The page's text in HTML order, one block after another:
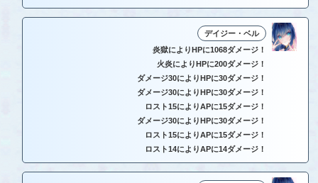
デイジー・ベル
炎獄によりHPに1068ダメージ！
火炎によりHPに200ダメージ！
ダメージ30によりHPに30ダメージ！
ダメージ30によりHPに30ダメージ！
ロスト15によりAPに15ダメージ！
ダメージ30によりHPに30ダメージ！
ロスト15によりAPに15ダメージ！
ロスト14によりAPに14ダメージ！